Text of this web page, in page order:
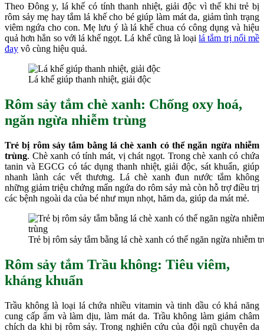
Theo Đông y, lá khế có tính thanh nhiệt, giải độc vì thế khi trẻ bị
rôm sảy mẹ hay tắm lá khế cho bé giúp làm mát da, giảm tình trạng
viêm ngứa cho con. Mẹ lưu ý là lá khế chua có công dụng và hiệu
quả hơn hẳn so với lá khế ngọt. Lá khế cũng là loạilá tắm trị nổi mề
đay vô cùng hiệu quả.
Lá khế giúp thanh nhiệt, giải độc
Rôm sảy tắm chè xanh: Chống oxy hoá,
ngăn ngừa nhiễm trùng
Trẻ bị rôm sảy tắm bằng lá chè xanh có thể ngăn ngừa nhiễm
trùng. Chè xanh có tính mát, vị chát ngọt. Trong chè xanh có chứa
tanin và EGCG có tác dụng thanh nhiệt, giải độc, sát khuẩn, giúp
nhanh lành các vết thương. Lá chè xanh đun nước tắm không
những giảm triệu chứng mẩn ngứa do rôm sảy mà còn hỗ trợ điều trị
các bệnh ngoài da của bé như mụn nhọt, hăm da, giúp da mát mẻ.
Trẻ bị rôm sảy tắm bằng lá chè xanh có thể ngăn ngừa nhiễm
Rôm sảy tắm Trầu không: Tiêu viêm,
kháng khuẩn
Trầu không là loại lá chứa nhiều vitamin và tinh dầu có khả năng
cung cấp ẩm và làm dịu, làm mát da. Trầu không làm giảm châm
chích da khi bị rôm sảy. Trong nghiên cứu của đội ngũ chuyên da